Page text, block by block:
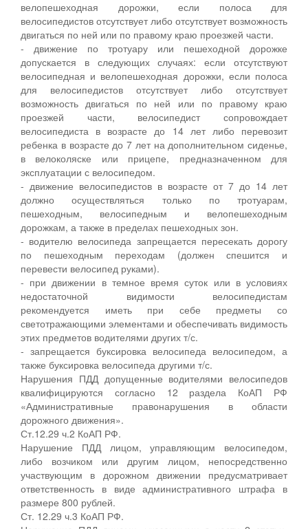
велопешеходная дорожки, если полоса для
велосипедистов отсутствует либо отсутствует возможность
двигаться по ней или по правому краю проезжей части.
- движение по тротуару или пешеходной дорожке
допускается в следующих случаях: если отсутствуют
велосипедная и велопешеходная дорожки, если полоса
для велосипедистов отсутствует либо отсутствует
возможность двигаться по ней или по правому краю
проезжей части, велосипедист сопровождает
велосипедиста в возрасте до 14 лет либо перевозит
ребенка в возрасте до 7 лет на дополнительном сиденье,
в велоколяске или прицепе, предназначенном для
эксплуатации с велосипедом.
- движение велосипедистов в возрасте от 7 до 14 лет
должно осуществляться только по тротуарам,
пешеходным, велосипедным и велопешеходным
дорожкам, а также в пределах пешеходных зон.
- водителю велосипеда запрещается пересекать дорогу
по пешеходным переходам (должен спешится и
перевести велосипед руками).
- при движении в темное время суток или в условиях
недостаточной видимости велосипедистам
рекомендуется иметь при себе предметы со
светотражающими элементами и обеспечивать видимость
этих предметов водителями других т/с.
- запрещается буксировка велосипеда велосипедом, а
также буксировка велосипеда другими т/с.
Нарушения ПДД допущенные водителями велосипедов
квалифицируются согласно 12 раздела КоАП РФ
«Административные правонарушения в области
дорожного движения».
Ст.12.29 ч.2 КоАП РФ.
Нарушение ПДД лицом, управляющим велосипедом,
либо возчиком или другим лицом, непосредственно
участвующим в дорожном движении предусматривает
ответственность в виде административного штрафа в
размере 800 рублей.
Ст. 12.29 ч.3 КоАП РФ.